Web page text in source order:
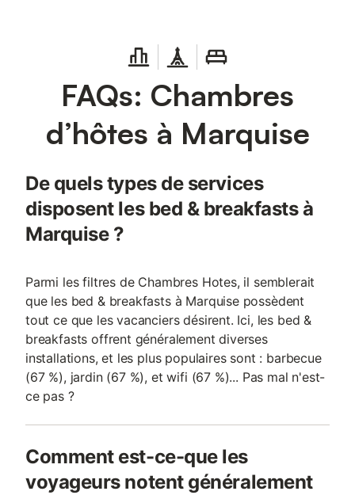
FAQs: Chambres
d’hôtes à Marquise
De quels types de services
disposent les bed & breakfasts à
Marquise ?
Parmi les filtres de Chambres Hotes, il semblerait
que les bed & breakfasts à Marquise possèdent
tout ce que les vacanciers désirent. Ici, les bed &
breakfasts offrent généralement diverses
installations, et les plus populaires sont : barbecue
(67 %), jardin (67 %), et wifi (67 %)... Pas mal n'est-
ce pas ?
Comment est-ce-que les
voyageurs notent généralement